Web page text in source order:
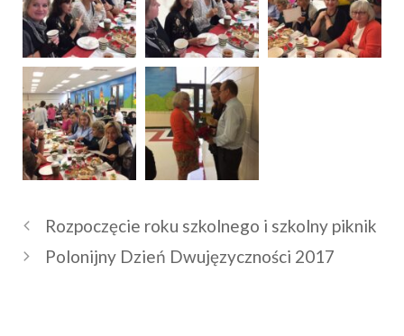
Rozpoczęcie roku szkolnego i szkolny piknik
Polonijny Dzień Dwujęzyczności 2017